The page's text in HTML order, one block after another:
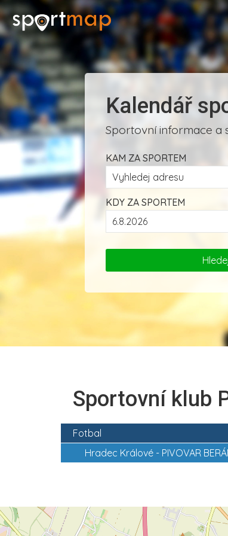
Kalendář
Sportovní informace a
KAM ZA SPORTEM
KDY ZA SPORTEM
Sportovní klub
Fotbal
Hradec Králové - PIVOVAR